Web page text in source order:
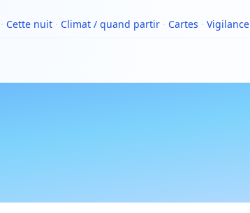
· Cette nuit · Climat / quand partir · Cartes · Vigilance